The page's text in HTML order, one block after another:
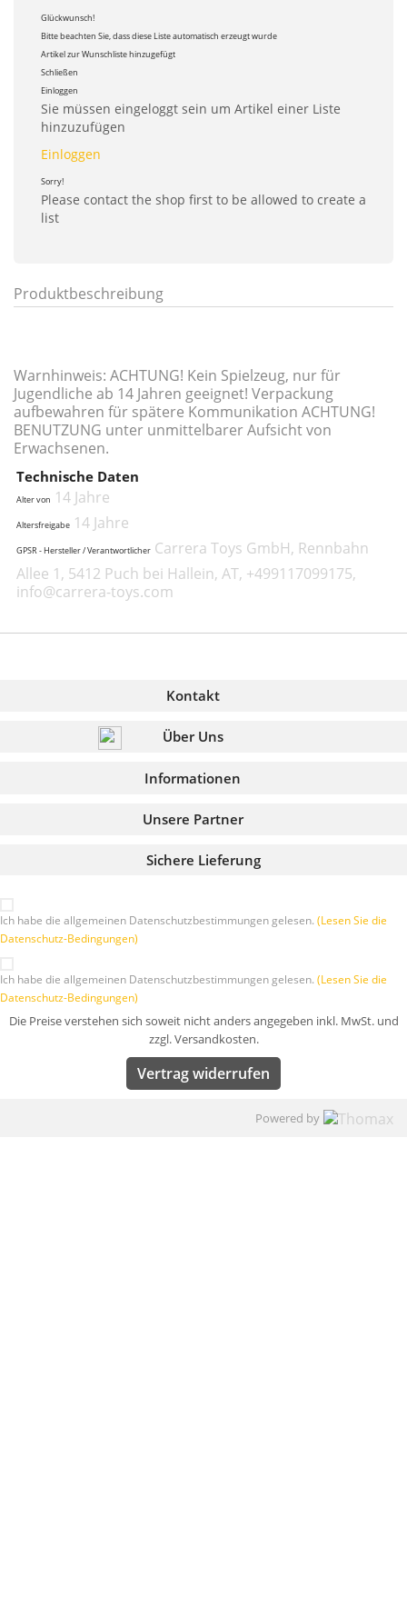
Glückwunsch!
Bitte beachten Sie, dass diese Liste automatisch erzeugt wurde
Artikel zur Wunschliste hinzugefügt
Schließen
Einloggen
Sie müssen eingeloggt sein um Artikel einer Liste
hinzuzufügen
Einloggen
Sorry!
Please contact the shop first to be allowed to create a
list
Produktbeschreibung
Warnhinweis: ACHTUNG! Kein Spielzeug, nur für
Jugendliche ab 14 Jahren geeignet! Verpackung
aufbewahren für spätere Kommunikation ACHTUNG!
BENUTZUNG unter unmittelbarer Aufsicht von
Erwachsenen.
Technische Daten
Alter von 14 Jahre
Altersfreigabe 14 Jahre
GPSR - Hersteller / Verantwortlicher Carrera Toys GmbH, Rennbahn
Allee 1, 5412 Puch bei Hallein, AT, +499117099175,
info@carrera-toys.com
Kontakt
Über Uns
Informationen
Sichere Lieferung
Unsere Partner
Ich habe die allgemeinen Datenschutzbestimmungen gelesen. (Lesen Sie die
Datenschutz-Bedingungen)
Ich habe die allgemeinen Datenschutzbestimmungen gelesen. (Lesen Sie die
Datenschutz-Bedingungen)
Die Preise verstehen sich soweit nicht anders angegeben inkl. MwSt. und
zzgl. Versandkosten.
Vertrag widerrufen
Powered by